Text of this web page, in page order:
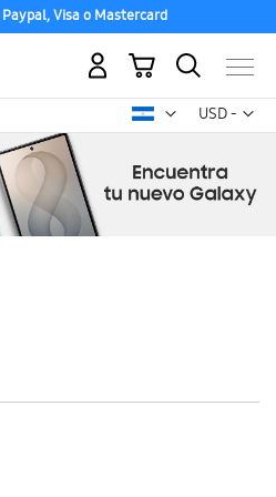
Visa o Mastercard
USD -
dólar
Mi carrito